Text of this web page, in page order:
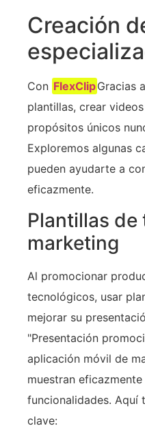
Creación
Con FlexClipGracias
plantillas, crear
propósitos únicos
Exploremos algunas
pueden ayudarte a
eficazmente.
Plantillas
marketing
Al promocionar
tecnológicos, usar
mejorar su
"Presentación
aplicación móvil de
muestran
funcionalidades. Aquí
clave: